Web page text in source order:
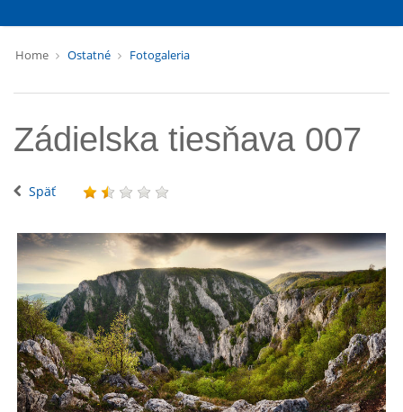
Home Ostatné Fotogaleria
Zádielska tiesňava 007
Späť